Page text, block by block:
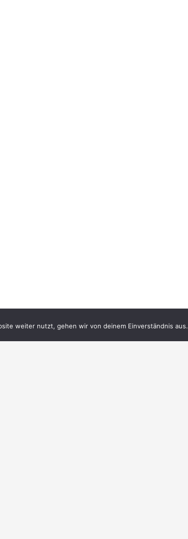
weiter nutzt, gehen wir von deinem Einverständnis aus.